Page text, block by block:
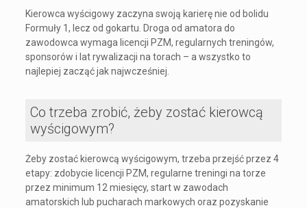
Kierowca wyścigowy zaczyna swoją karierę nie od bolidu
Formuły 1, lecz od gokartu. Droga od amatora do
zawodowca wymaga licencji PZM, regularnych treningów,
sponsorów i lat rywalizacji na torach – a wszystko to
najlepiej zacząć jak najwcześniej.
Co trzeba zrobić, żeby zostać kierowcą
wyścigowym?
Żeby zostać kierowcą wyścigowym, trzeba przejść przez 4
etapy: zdobycie licencji PZM, regularne treningi na torze
przez minimum 12 miesięcy, start w zawodach
amatorskich lub pucharach markowych oraz pozyskanie